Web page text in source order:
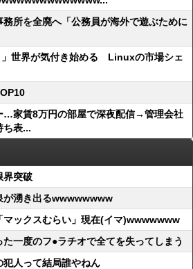
所を全廃へ「公務員が海外で遊ぶために
世界が気付き始める Linuxの市場シェ
…家賃8万円の部屋で深夜配信→管理会社
ち表...
界突破
が湧き出るwwwwwwww
マックスむらい」現在(イマ)wwwwwww
一度のフ●ラチオで全てを失ってしまう
犯人って結局誰やねん